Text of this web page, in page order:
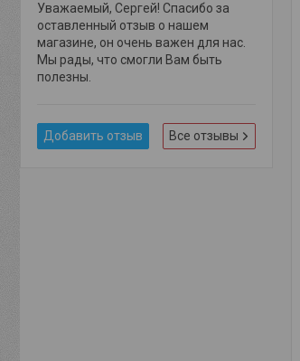
Уважаемый, Сергей! Спасибо за
оставленный отзыв о нашем
магазине, он очень важен для нас.
Мы рады, что смогли Вам быть
полезны.
Добавить отзыв Все отзывы